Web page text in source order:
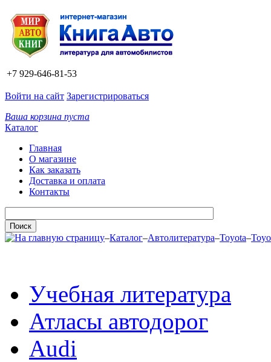
+7 929-646-81-53
Войти на сайт Зарегистрироваться
Ваша корзина пуста
Каталог
Главная
О магазине
Как заказать
Доставка и оплата
Контакты
–Каталог–Автолитература–Toyota–
Учебная литература
Атласы автодорог
Audi